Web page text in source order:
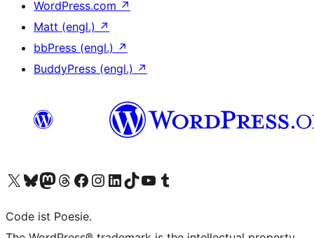
WordPress.com ↗
Matt (engl.) ↗
bbPress (engl.) ↗
BuddyPress (engl.) ↗
Unser X-Konto (früher Twitter) besuchen
Unser Bluesky-Konto besuchen
Unser Mastodon-Konto besuchen
Unser Threads-Konto besuchen
Unsere Facebook-Seite besuchen
Unser Instagram-Konto besuchen
Unser LinkedIn-Konto besuchen
Unser TikTok-Konto besuchen
Unseren YouTube-Kanal besuchen
Unser Tumblr-Konto besuchen
Code ist Poesie.